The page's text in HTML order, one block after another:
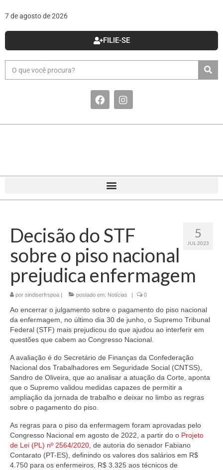
7 de agosto de 2026
FILIE-SE
5
JUL 2023
Decisão do STF
sobre o piso nacional
prejudica enfermagem
por sindiserfrspoa | postado em: Notícias | 0
Ao encerrar o julgamento sobre o pagamento do piso nacional
da enfermagem, no último dia 30 de junho, o Supremo Tribunal
Federal (STF) mais prejudicou do que ajudou ao interferir em
questões que cabem ao Congresso Nacional.
A avaliação é do Secretário de Finanças da Confederação
Nacional dos Trabalhadores em Seguridade Social (CNTSS),
Sandro de Oliveira, que ao analisar a atuação da Corte, aponta
que o Supremo validou medidas capazes de permitir a
ampliação da jornada de trabalho e deixar no limbo as regras
sobre o pagamento do piso.
As regras para o piso da enfermagem foram aprovadas pelo
Congresso Nacional em agosto de 2022, a partir do o Projeto
de Lei (PL) nº 2564/2020 , de autoria do senador Fabiano
Contarato (PT-ES), definindo os valores dos salários em R$
4.750 para os enfermeiros, R$ 3.325 aos técnicos de